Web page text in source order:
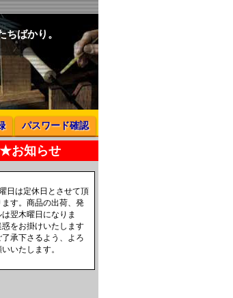
ばかり。
パスワード確認
★お知らせ
日は定休日とさせて頂
ます。商品の出荷、発
翌木曜日になりま
惑をお掛けいたします
承下さるよう、よろ
いたします。